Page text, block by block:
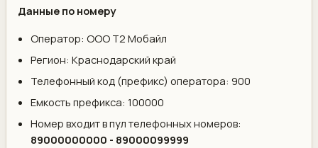
Данные по номеру
Оператор: ООО Т2 Мобайл
Регион: Краснодарский край
Телефонный код (префикс) оператора: 900
Емкость префикса: 100000
Номер входит в пул телефонных номеров:
89000000000 - 89000099999